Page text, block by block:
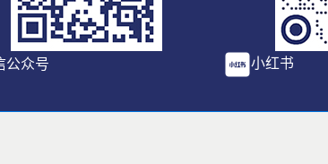
公众号 小红书